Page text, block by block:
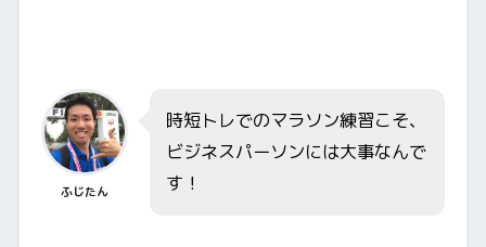
ふじたん
時短トレでのマラソン練習こそ、
ビジネスパーソンには大事なんで
す！